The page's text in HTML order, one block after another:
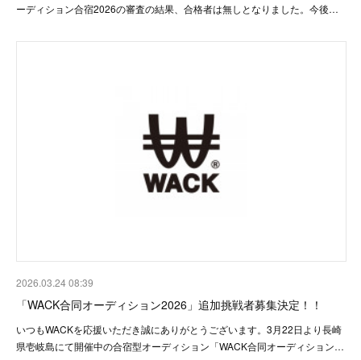
ーディション合宿2026の審査の結果、合格者は無しとなりました。今後…
2026.03.24 08:39
「WACK合同オーディション2026」追加挑戦者募集決定！！
いつもWACKを応援いただき誠にありがとうございます。3月22日より長崎
県壱岐島にて開催中の合宿型オーディション「WACK合同オーディション…